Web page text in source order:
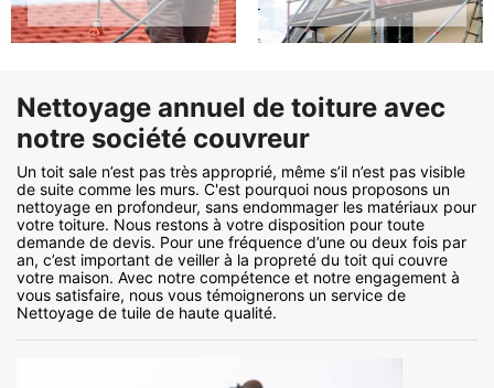
Nettoyage annuel de toiture avec
notre société couvreur
Un toit sale n’est pas très approprié, même s’il n’est pas visible
de suite comme les murs. C'est pourquoi nous proposons un
nettoyage en profondeur, sans endommager les matériaux pour
votre toiture. Nous restons à votre disposition pour toute
demande de devis. Pour une fréquence d’une ou deux fois par
an, c’est important de veiller à la propreté du toit qui couvre
votre maison. Avec notre compétence et notre engagement à
vous satisfaire, nous vous témoignerons un service de
Nettoyage de tuile de haute qualité.